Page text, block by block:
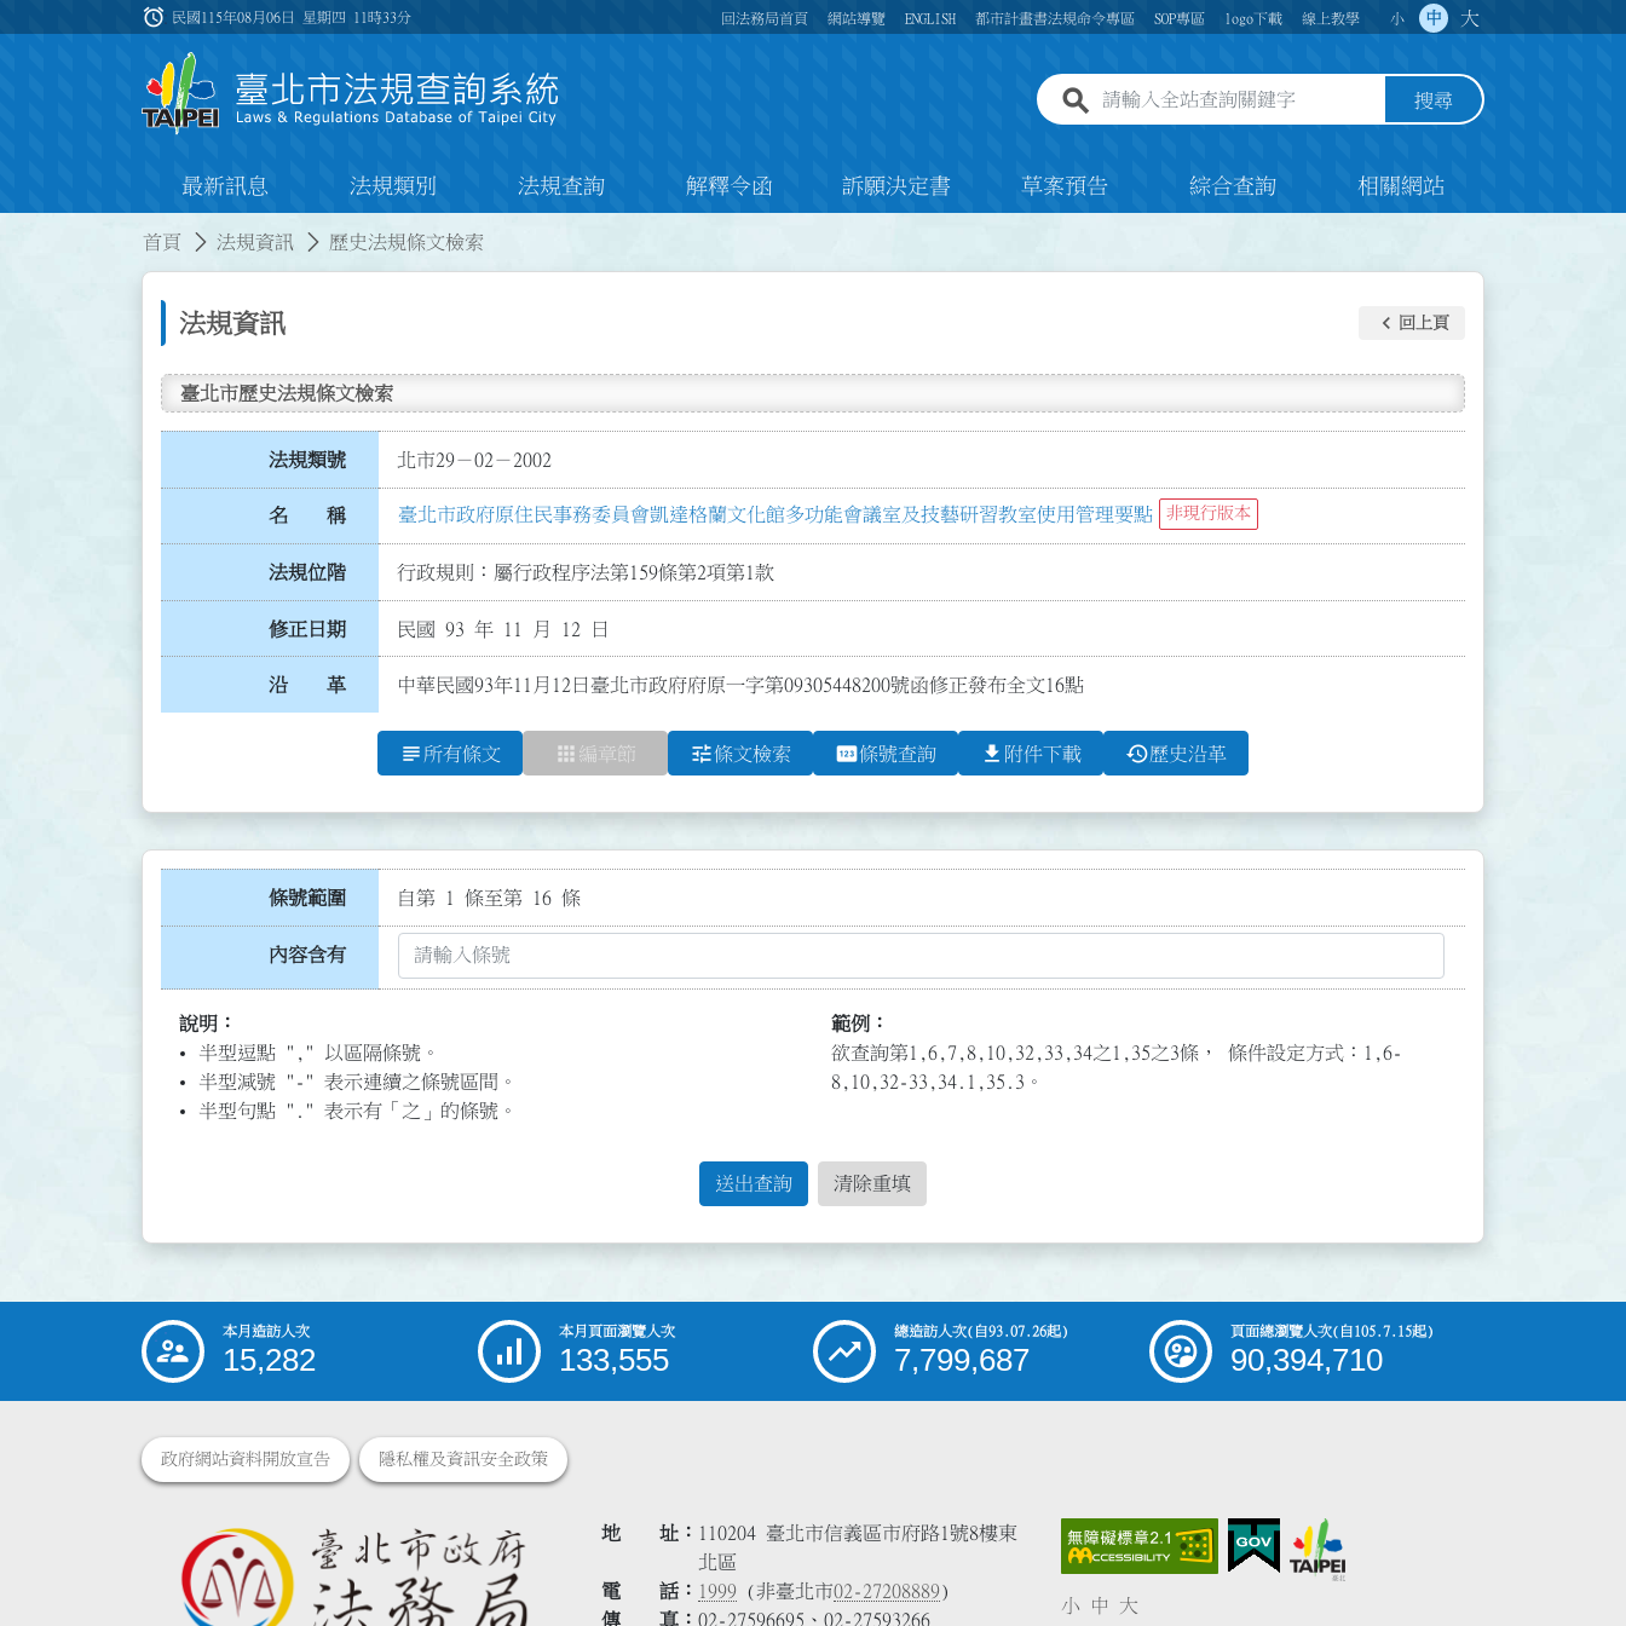
:::
alarm 民國115年08月06日 星期四 11時33分 回法務局首頁 網站導覽 ENGLISH 都市計畫書法規命令專區 SOP專區 logo下載 線上教學 小 中 大
全站查詢關鍵字欄位 搜尋
最新訊息 法規類別 法規查詢 解釋令函 訴願決定書 草案預告 綜合查詢 相關網站
首頁 法規資訊 歷史法規條文檢索
法規資訊 keyboard_arrow_left 回上頁
臺北市歷史法規條文檢索
法規類號 北市29－02－2002
名 稱 臺北市政府原住民事務委員會凱達格蘭文化館多功能會議室及技藝研習教室使用管理要點 非現行版本
法規位階 行政規則：屬行政程序法第159條第2項第1款
修正日期 民國 93 年 11 月 12 日
沿 革 中華民國93年11月12日臺北市政府府原一字第09305448200號函修正發布全文16點
subject 所有條文 apps 編章節 tune條文檢索 pin條號查詢 file_download 附件下載 history歷史沿革
條號範圍 自第 1 條至第 16 條
內容含有
說明：
半型逗點 "," 以區隔條號。
半型減號 "-" 表示連續之條號區間。
半型句點 "." 表示有「之」的條號。
範例：
欲查詢第1,6,7,8,10,32,33,34之1,35之3條， 條件設定方式：1,6-
8,10,32-33,34.1,35.3。
送出查詢 清除重填
::: 本月造訪人次
15,282
本月頁面瀏覽人次
133,555
總造訪人次(自93.07.26起)
7,799,687
頁面總瀏覽人次(自105.7.15起)
90,394,710
政府網站資料開放宣告 隱私權及資訊安全政策
地 址
110204 臺北市信義區市府路1號8樓東
北區
電 話
1999 (非臺北市02-27208889)
傳 真
02-27596695、02-27593266
小 中 大